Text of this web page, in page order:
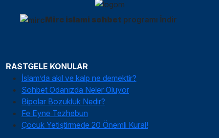
Mirc islami sohbet programı İndir
RASTGELE KONULAR
İslam’da akıl ve kalp ne demektir?
Sohbet Odanızda Neler Oluyor
Bipolar Bozukluk Nedir?
Fe Eyne Tezhebun
Çocuk Yetiştirmede 20 Önemli Kural!